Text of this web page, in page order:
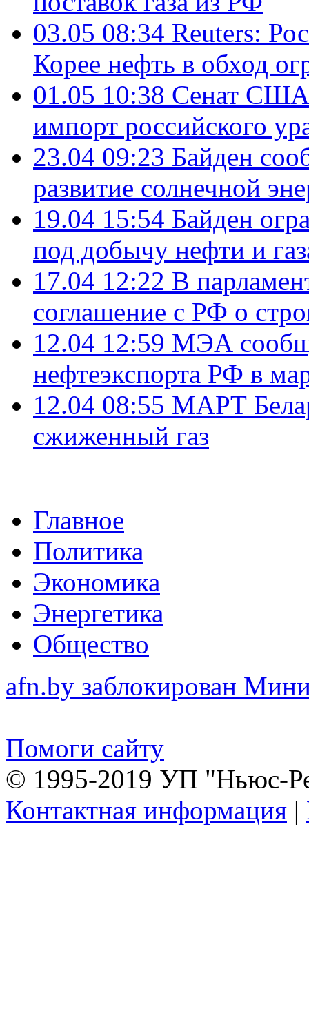
03.05 08:34 Reuters:
Корее нефть в обход
01.05 10:38 Сенат США
импорт российского
23.04 09:23 Байден
развитие солнечной
19.04 15:54 Байден
под добычу нефти и
17.04 12:22 В
соглашение с РФ о
12.04 12:59 МЭА
нефтеэкспорта РФ в
12.04 08:55 МАРТ
сжиженный газ
Главное
Политика
Экономика
Энергетика
Общество
afn.by заблокирован
Помоги сайту
© 1995-2019 УП "Ньюс-
Контактная информация |